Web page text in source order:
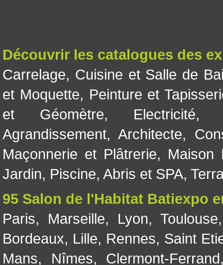
Découvrir les catalogues des
Carrelage, Cuisine et Salle de
et Moquette, Peinture et
et Géomètre, Electricité
Agrandissement, Architecte,
Maçonnerie et Plâtrerie, Maison
Jardin, Piscine, Abris et SPA,
95 Salon de l'Habitat Batiexpo
Paris, Marseille, Lyon, Toulouse
Bordeaux, Lille, Rennes, Saint
Mans, Nîmes, Clermont-Ferrand